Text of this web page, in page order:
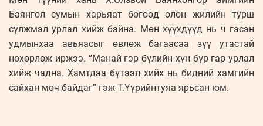
Баянгол сумын харьяат бөгөөд олон жилийн турш
сүлжмэл урлал хийж байна. Мөн хүүхдүүд нь ч гэсэн
удмынхаа авьяасыг өвлөж багаасаа зүү утастай
нөхөрлөж иржээ. “Манай гэр бүлийн хүн бүр гар урлал
хийж чадна. Хамтдаа бүтээл хийх нь бидний хамгийн
сайхан мөч байдаг” гэж Т.Үүрийнтуяа ярьсан юм.